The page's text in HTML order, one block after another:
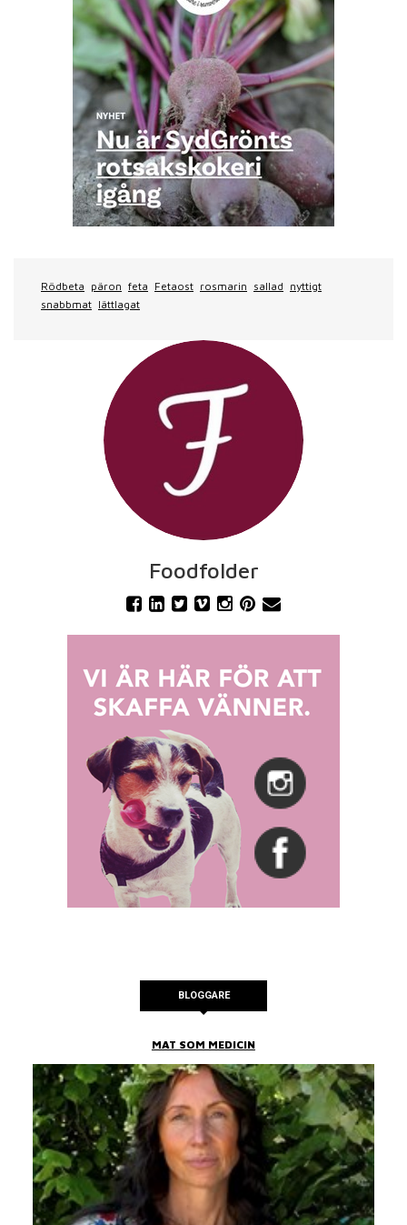
Rödbeta päron feta Fetaost rosmarin sallad nyttigt
snabbmat lättlagat
Foodfolder
BLOGGARE
MAT SOM MEDICIN